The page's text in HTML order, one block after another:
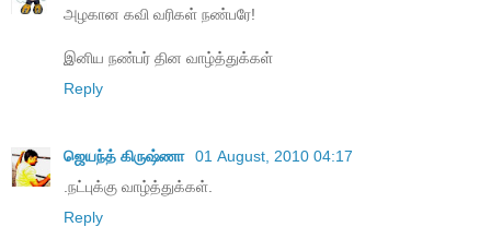
அழகான கவி வரிகள் நண்பரே!
இனிய நண்பர் தின வாழ்த்துக்கள்
Reply
ஜெயந்த் கிருஷ்ணா 01 August, 2010 04:17
.நட்புக்கு வாழ்த்துக்கள்.
Reply